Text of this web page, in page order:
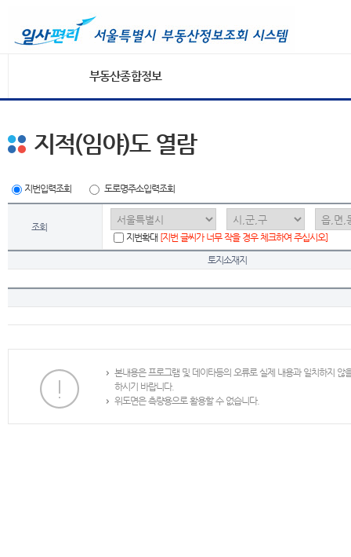
부동산종합정보
지적(임야)도 열람
지번입력조회 도로명주소입력조회
조회
지번확대 [지번 글씨가 너무 작을 경우 체크하여 주십시오]
토지소재지
본내용은 프로그램 및 데이타등의 오류로 실제 내용과 일치하지
하시기 바랍니다.
위도면은 측량용으로 활용할 수 없습니다.